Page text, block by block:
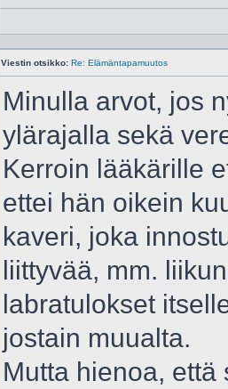
Profiili
Viestin otsikko: Re: Elämäntapamuutos
Minulla arvot, jos
ylärajalla sekä
Kerroin lääkärille
ettei hän oikein
kaveri, joka
liittyvää, mm.
labratulokset
jostain muualta.
Mutta hienoa, että